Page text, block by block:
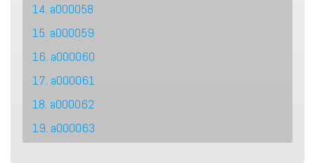
14. a000058
15. a000059
16. a000060
17. a000061
18. a000062
19. a000063